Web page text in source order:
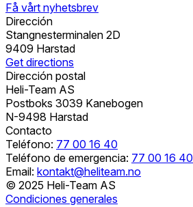
Få vårt nyhetsbrev
Dirección
Stangnesterminalen 2D
9409 Harstad
Get directions
Dirección postal
Heli-Team AS
Postboks 3039 Kanebogen
N-9498 Harstad
Contacto
Teléfono: 77 00 16 40
Teléfono de emergencia: 77 00 16 40
Email: kontakt@heliteam.no
© 2025 Heli-Team AS
Condiciones generales